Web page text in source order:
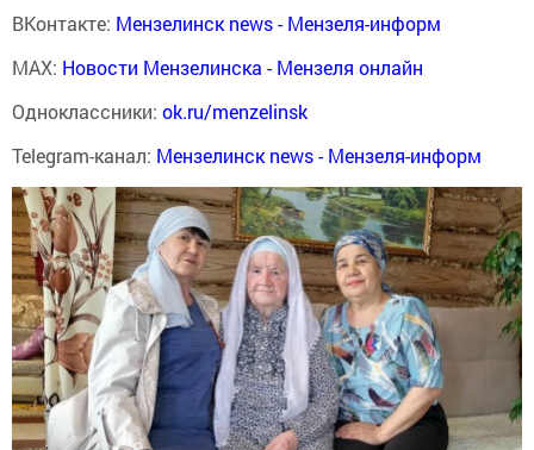
ВКонтакте: Мензелинск news - Мензеля-информ
MAX: Новости Мензелинска - Мензеля онлайн
Одноклассники: ok.ru/menzelinsk
Telegram-канал: Мензелинск news - Мензеля-информ